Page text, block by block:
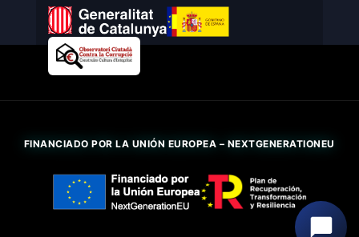
FINANCIADO POR LA UNIÓN EUROPEA – NEXTGENERATIONEU